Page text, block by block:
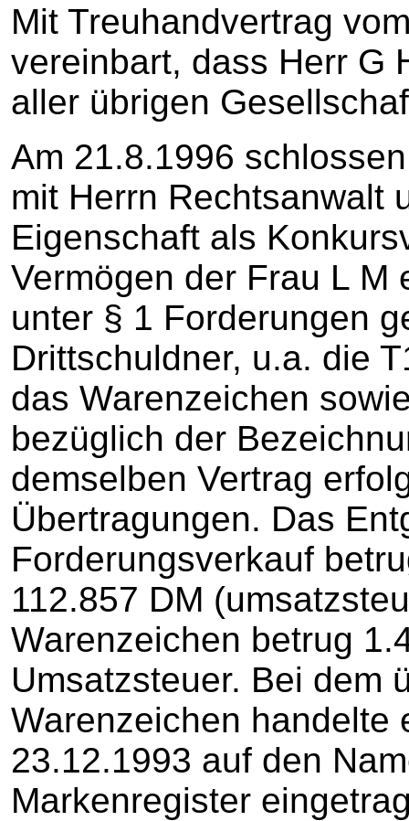
Mit Treuhandvertrag
vereinbart, dass Herr G
aller übrigen
Am 21.8.1996
mit Herrn Rechtsanwalt
Eigenschaft als
Vermögen der Frau L M
unter § 1 Forderungen
Drittschuldner, u.a. die
das Warenzeichen
bezüglich der
demselben Vertrag
Übertragungen. Das
Forderungsverkauf
112.857 DM
Warenzeichen betrug
Umsatzsteuer. Bei dem
Warenzeichen handelte
23.12.1993 auf den
Markenregister